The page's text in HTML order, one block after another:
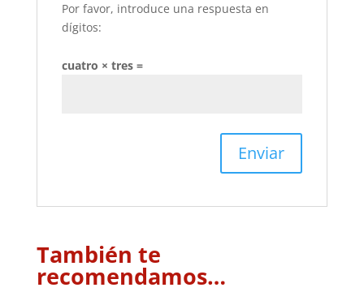
Por favor, introduce una respuesta en
dígitos:
cuatro × tres =
También te
recomendamos…